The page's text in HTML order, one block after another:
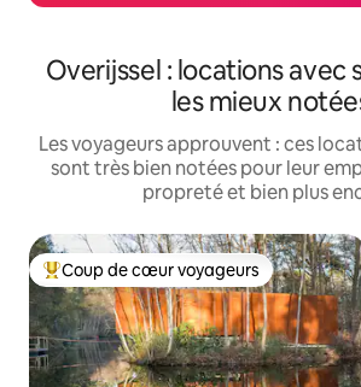
Overijssel : locations avec
les mieux
Les voyageurs approuvent : ces
sont très bien notées pour leur
propreté et bien plus
Coups de cœur voyageurs les plus
Coup de cœur voyageurs